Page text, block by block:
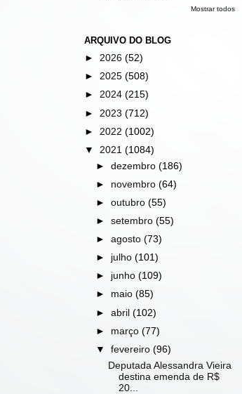
Mostrar todos
ARQUIVO DO BLOG
► 2026 (52)
► 2025 (508)
► 2024 (215)
► 2023 (712)
► 2022 (1002)
▼ 2021 (1084)
►dezembro(186)
► novembro(64)
►outubro(55)
►setembro(55)
►agosto(73)
► julho(101)
► junho(109)
► maio(85)
►abril(102)
► março(77)
▼fevereiro(96)
Deputada Alessandra Vieira
destina emenda de R$
20...